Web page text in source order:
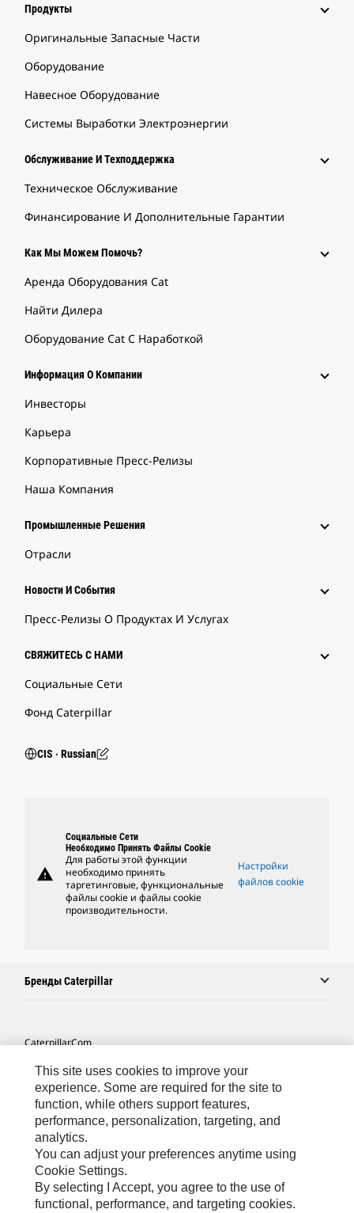
Продукты
Оригинальные Запасные Части
Оборудование
Навесное Оборудование
Системы Выработки Электроэнергии
Обслуживание И Техподдержка
Техническое Обслуживание
Финансирование И Дополнительные Гарантии
Как Мы Можем Помочь?
Аренда Оборудования Cat
Найти Дилера
Оборудование Cat С Наработкой
Информация О Компании
Инвесторы
Карьера
Корпоративные Пресс-Релизы
Наша Компания
Промышленные Решения
Отрасли
Новости И События
Пресс-Релизы О Продуктах И Услугах
СВЯЖИТЕСЬ С НАМИ
Социальные Сети
Фонд Caterpillar
CIS ‧ Russian
warning
Социальные Сети
Необходимо Принять Файлы Cookie
Для работы этой функции
необходимо принять
таргетинговые, функциональные
файлы cookie и файлы cookie
производительности.
Настройки
файлов cookie
Бренды Caterpillar
Caterpillar.com
Связаться С Caterpillar
Карта Сайта
Cookie Settings
Юридическая Информация
Конфиденциальность Личных Данных
This site uses cookies to improve your
experience. Some are required for the site to
function, while others support features,
performance, personalization, targeting, and
analytics.
You can adjust your preferences anytime using
Cookie Settings.
By selecting I Accept, you agree to the use of
functional, performance, and targeting cookies.